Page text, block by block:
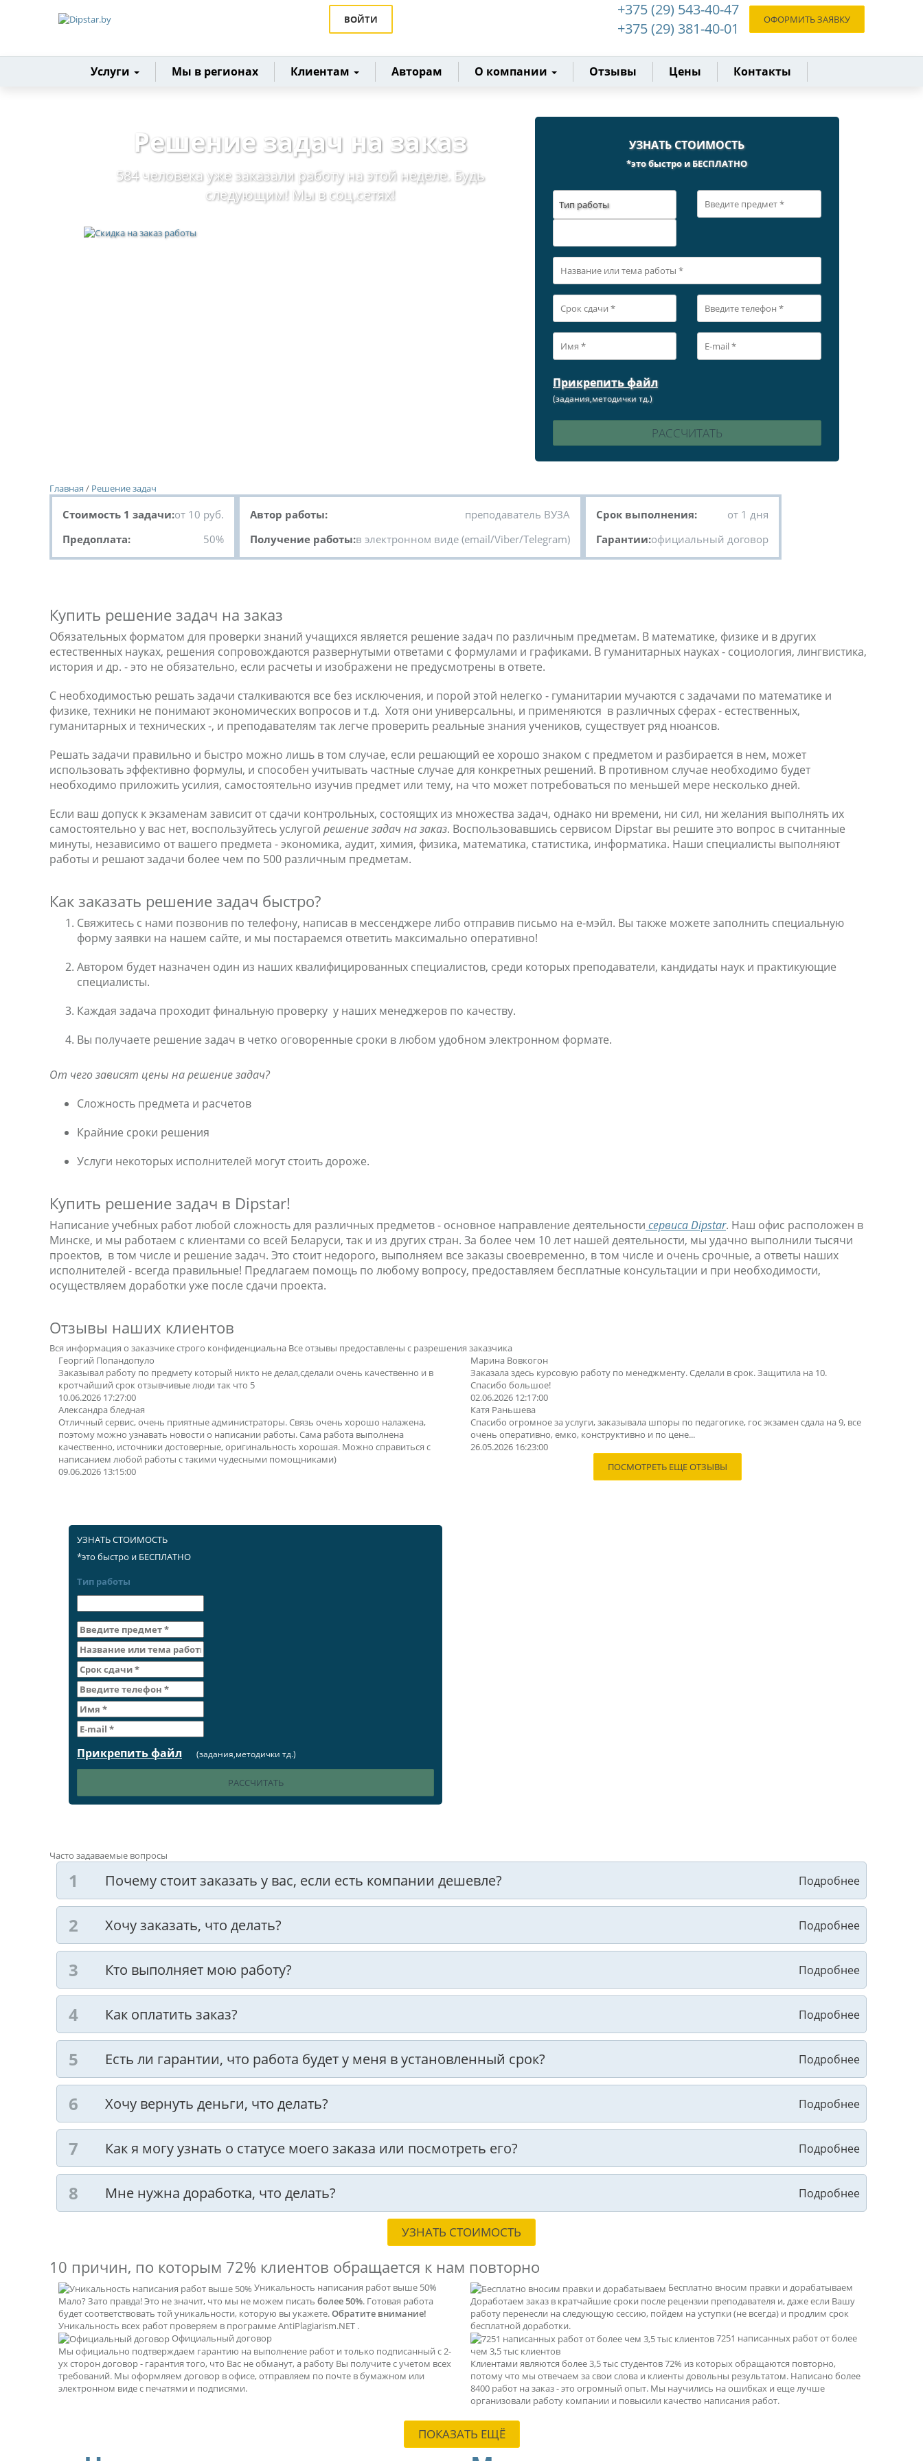
ВОЙТИ
+375 (29) 543-40-47
+375 (29) 381-40-01
ОФОРМИТЬ ЗАЯВКУ
Главная
Услуги Мы в регионах Клиентам Авторам О компании Отзывы Цены Контакты
Решение задач на заказ
584 человека уже заказали работу на этой неделе. Будь
следующим! Мы в соц.сетях!
УЗНАТЬ СТОИМОСТЬ
*это быстро и БЕСПЛАТНО
Тип работы
Прикрепить файл
(задания,методички тд.)
Главная / Решение задач
Стоимость 1 задачи:от 10 руб.
Предоплата:
50%
Автор работы:
преподаватель ВУЗА
Получение работы:в электронном виде (email/Viber/Telegram)
Срок выполнения:
от 1 дня
Гарантии:официальный договор
Купить решение задач на заказ
Обязательных форматом для проверки знаний учащихся является решение задач по различным предметам. В математике, физике и в других
естественных науках, решения сопровождаются развернутыми ответами с формулами и графиками. В гуманитарных науках - социология, лингвистика,
история и др. - это не обязательно, если расчеты и изображени не предусмотрены в ответе.
С необходимостью решать задачи сталкиваются все без исключения, и порой этой нелегко - гуманитарии мучаются с задачами по математике и
физике, техники не понимают экономических вопросов и т.д. Хотя они универсальны, и применяются в различных сферах - естественных,
гуманитарных и технических -, и преподавателям так легче проверить реальные знания учеников, существует ряд нюансов.
Решать задачи правильно и быстро можно лишь в том случае, если решающий ее хорошо знаком с предметом и разбирается в нем, может
использовать эффективно формулы, и способен учитывать частные случае для конкретных решений. В противном случае необходимо будет
необходимо приложить усилия, самостоятельно изучив предмет или тему, на что может потребоваться по меньшей мере несколько дней.
Если ваш допуск к экзаменам зависит от сдачи контрольных, состоящих из множества задач, однако ни времени, ни сил, ни желания выполнять их
самостоятельно у вас нет, воспользуйтесь услугой решение задач на заказ. Воспользовавшись сервисом Dipstar вы решите это вопрос в считанные
минуты, независимо от вашего предмета - экономика, аудит, химия, физика, математика, статистика, информатика. Наши специалисты выполняют
работы и решают задачи более чем по 500 различным предметам.
Как заказать решение задач быстро?
Свяжитесь с нами позвонив по телефону, написав в мессенджере либо отправив письмо на е-мэйл. Вы также можете заполнить специальную
форму заявки на нашем сайте, и мы постараемся ответить максимально оперативно!
Автором будет назначен один из наших квалифицированных специалистов, среди которых преподаватели, кандидаты наук и практикующие
специалисты.
Каждая задача проходит финальную проверку у наших менеджеров по качеству.
Вы получаете решение задач в четко оговоренные сроки в любом удобном электронном формате.
От чего зависят цены на решение задач?
Сложность предмета и расчетов
Крайние сроки решения
Услуги некоторых исполнителей могут стоить дороже.
Купить решение задач в Dipstar!
Написание учебных работ любой сложность для различных предметов - основное направление деятельности сервиса Dipstar. Наш офис расположен в
Минске, и мы работаем с клиентами со всей Беларуси, так и из других стран. За более чем 10 лет нашей деятельности, мы удачно выполнили тысячи
проектов, в том числе и решение задач. Это стоит недорого, выполняем все заказы своевременно, в том числе и очень срочные, а ответы наших
исполнителей - всегда правильные! Предлагаем помощь по любому вопросу, предоставляем бесплатные консультации и при необходимости,
осуществляем доработки уже после сдачи проекта.
Отзывы наших клиентов
Вся информация о заказчике строго конфиденциальна Все отзывы предоставлены с разрешения заказчика
Георгий Попандопуло
Заказывал работу по предмету который никто не делал,сделали очень качественно и в
кротчайший срок отзывчивые люди так что 5
10.06.2026 17:27:00
Александра бледная
Отличный сервис, очень приятные администраторы. Связь очень хорошо налажена,
поэтому можно узнавать новости о написании работы. Сама работа выполнена
качественно, источники достоверные, оригинальность хорошая. Можно справиться с
написанием любой работы с такими чудесными помощниками)
09.06.2026 13:15:00
Марина Вовкогон
Заказала здесь курсовую работу по менеджменту. Сделали в срок. Защитила на 10.
Спасибо большое!
02.06.2026 12:17:00
Катя Раньшева
Спасибо огромное за услуги, заказывала шпоры по педагогике, гос экзамен сдала на 9, все
очень оперативно, емко, конструктивно и по цене...
26.05.2026 16:23:00
ПОСМОТРЕТЬ ЕЩЕ ОТЗЫВЫ
УЗНАТЬ СТОИМОСТЬ
*это быстро и БЕСПЛАТНО
Тип работы
Прикрепить файл (задания,методички тд.)
Часто задаваемые вопросы
Почему стоит заказать у вас, если есть компании дешевле?
Хочу заказать, что делать?
Кто выполняет мою работу?
Как оплатить заказ?
Есть ли гарантии, что работа будет у меня в установленный срок?
Хочу вернуть деньги, что делать?
Как я могу узнать о статусе моего заказа или посмотреть его?
Мне нужна доработка, что делать?
УЗНАТЬ СТОИМОСТЬ
10 причин, по которым 72% клиентов обращается к нам повторно
Уникальность написания работ выше 50%
Мало? Зато правда! Это не значит, что мы не можем писать более 50%. Готовая работа
будет соответствовать той уникальности, которую вы укажете.Обратите внимание!
Уникальность всех работ проверяем в программе AntiPlagiarism.NET .
Официальный договор
Мы официально подтверждаем гарантию на выполнение работ и только подписанный с 2-
ух сторон договор - гарантия того, что Вас не обманут, а работу Вы получите с учетом всех
требований. Мы оформляем договор в офисе, отправляем по почте в бумажном или
электронном виде с печатями и подписями.
Бесплатно вносим правки и дорабатываем
Доработаем заказ в кратчайшие сроки после рецензии преподавателя и, даже если Вашу
работу перенесли на следующую сессию, пойдем на уступки (не всегда) и продлим срок
бесплатной доработки.
7251 написанных работ от более
чем 3,5 тыс клиентов
Клиентами являются более 3,5 тыс студентов 72% из которых обращаются повторно,
потому что мы отвечаем за свои слова и клиенты довольны результатом. Написано более
8400 работ на заказ - это огромный опыт. Мы научились на ошибках и еще лучше
организовали работу компании и повысили качество написания работ.
ПОКАЗАТЬ ЕЩЁ